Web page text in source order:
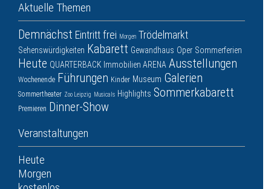
Aktuelle Themen
Demnächst Eintritt frei Morgen Trödelmarkt
Sehenswürdigkeiten Kabarett Gewandhaus Oper Sommerferien
Heute QUARTERBACK Immobilien ARENA Ausstellungen
Wochenende Führungen Kinder Museum Galerien
Sommertheater Zoo Leipzig Musicals Highlights Sommerkabarett
Premieren Dinner-Show
Veranstaltungen
Heute
Morgen